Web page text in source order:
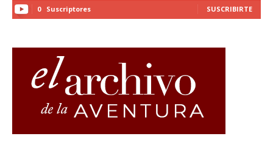
0 Suscriptores SUSCRIBIRTE